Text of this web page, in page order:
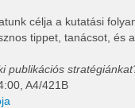
célja a kutatási
tippet, tanácsot, és
publikációs
A4/421B